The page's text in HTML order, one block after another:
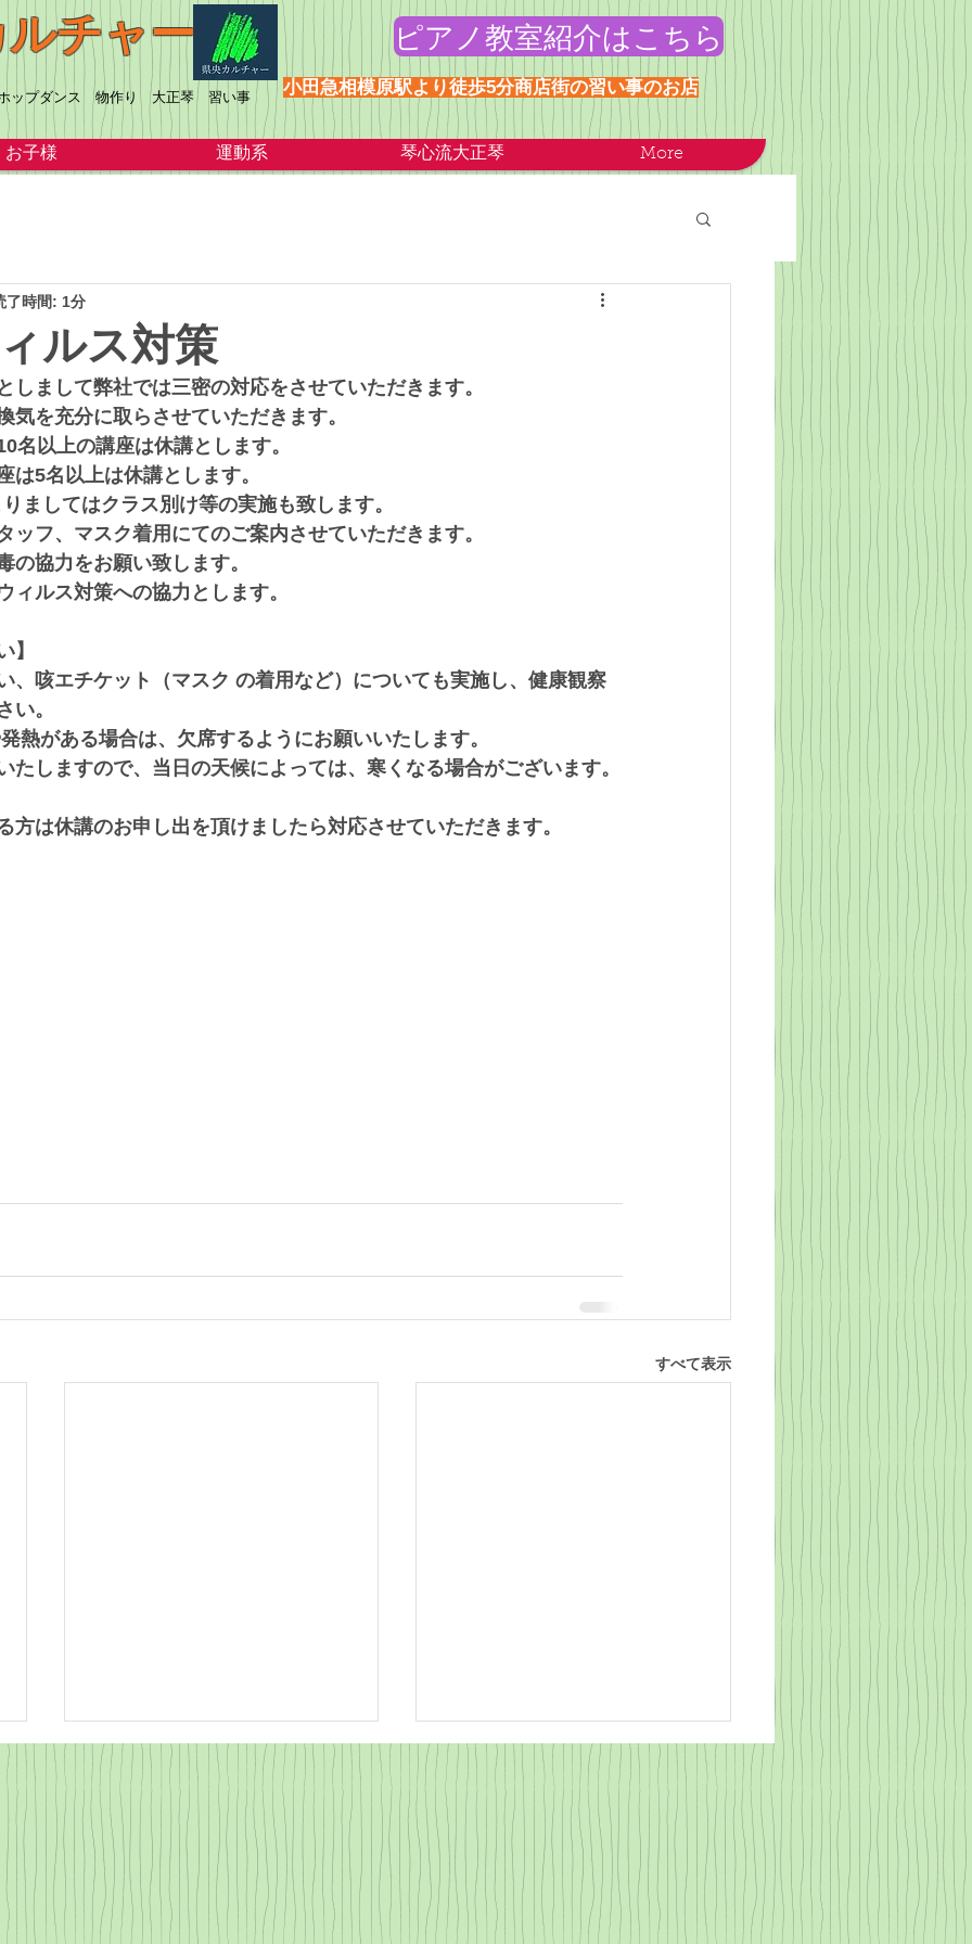
チャー
ップダンス 物作り 大正琴 習い事
ピアノ教室紹介はこちら
​小田急相模原駅より徒歩5分商店街の習い事のお店
お子様 運動系 琴心流大正琴 More
ルス対策
了時間: 1分
しまして弊社では三密の対応をさせていただきます。
気を充分に取らさせていただきます。
名以上の講座は休講とします。
上は休講とします。
はクラス別け等の実施も致します。
ッフ、マスク着用にてのご案内させていただきます。
の協力をお願い致します。
ィルス対策への協力とします。
】
、咳エチケット（マスク の着用など）についても実施し、健康観察
い。
熱がある場合は、欠席するようにお願いいたします。
たしますので、当日の天候によっては、寒くなる場合がございます。
方は休講のお申し出を頂けましたら対応させていただきます。
すべて表示
県央カルチャー ピアノクリ
なつかしの歌集21